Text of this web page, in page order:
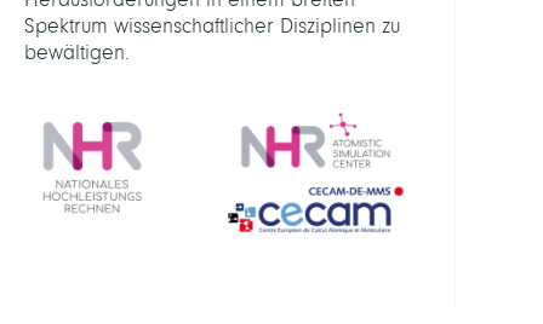
Spektrum wissenschaftlicher Disziplinen zu
bewältigen.